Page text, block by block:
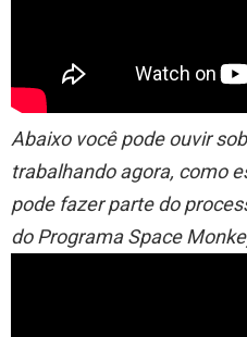
Abaixo você pode ouvir
trabalhando agora, como
pode fazer parte do
do Programa Space